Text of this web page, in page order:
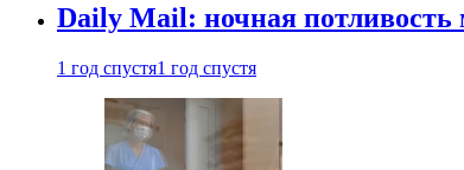
Daily Mail: ночная
1 год спустя1 год спустя